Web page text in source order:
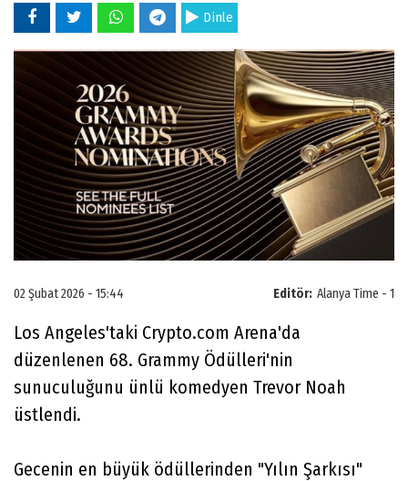
Dinle
Editör: Alanya Time - 1
02 Şubat 2026 - 15:44
Los Angeles'taki Crypto.com Arena'da
düzenlenen 68. Grammy Ödülleri'nin
sunuculuğunu ünlü komedyen Trevor Noah
üstlendi.
Gecenin en büyük ödüllerinden "Yılın Şarkısı"